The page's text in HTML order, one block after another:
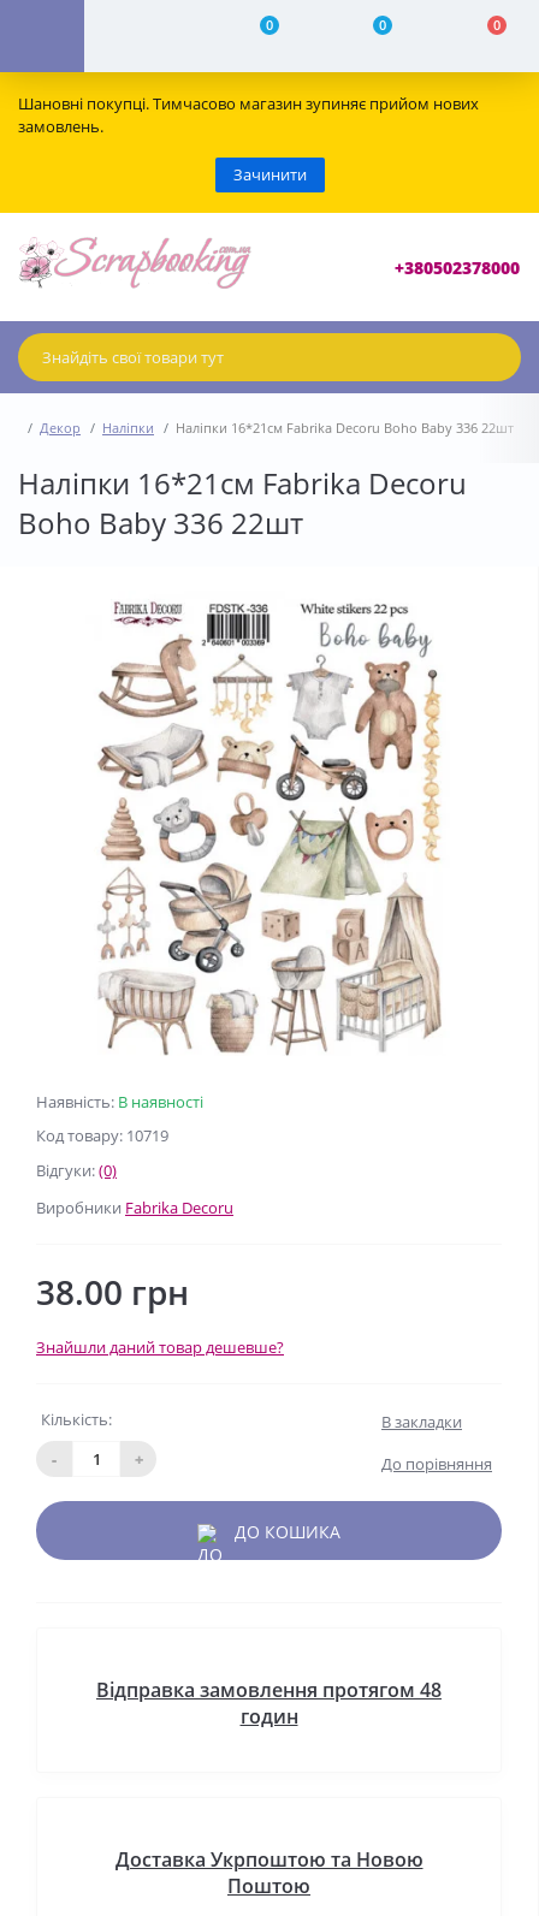
0 0 0
Шановні покупці. Тимчасово магазин зупиняє прийом нових
замовлень.
Зачинити
+380502378000
Декор Наліпки Наліпки 16*21см Fabrika Decoru Boho Baby 336 22шт
Наліпки 16*21см Fabrika Decoru
Boho Baby 336 22шт
Наявність: В наявності
Код товару: 10719
Відгуки:(0)
Виробники Fabrika Decoru
38.00 грн
Знайшли даний товар дешевше?
Кількість:
-
+
В закладки
До порівняння
ДО КОШИКА
Відправка замовлення протягом 48
годин
Доставка Укрпоштою та Новою
Поштою